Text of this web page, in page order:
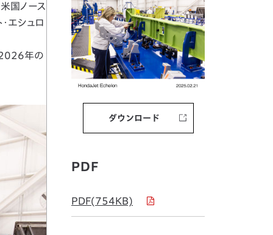
国ノース
エシュロ
2026年の
ダウンロード
PDF
PDF(754KB)